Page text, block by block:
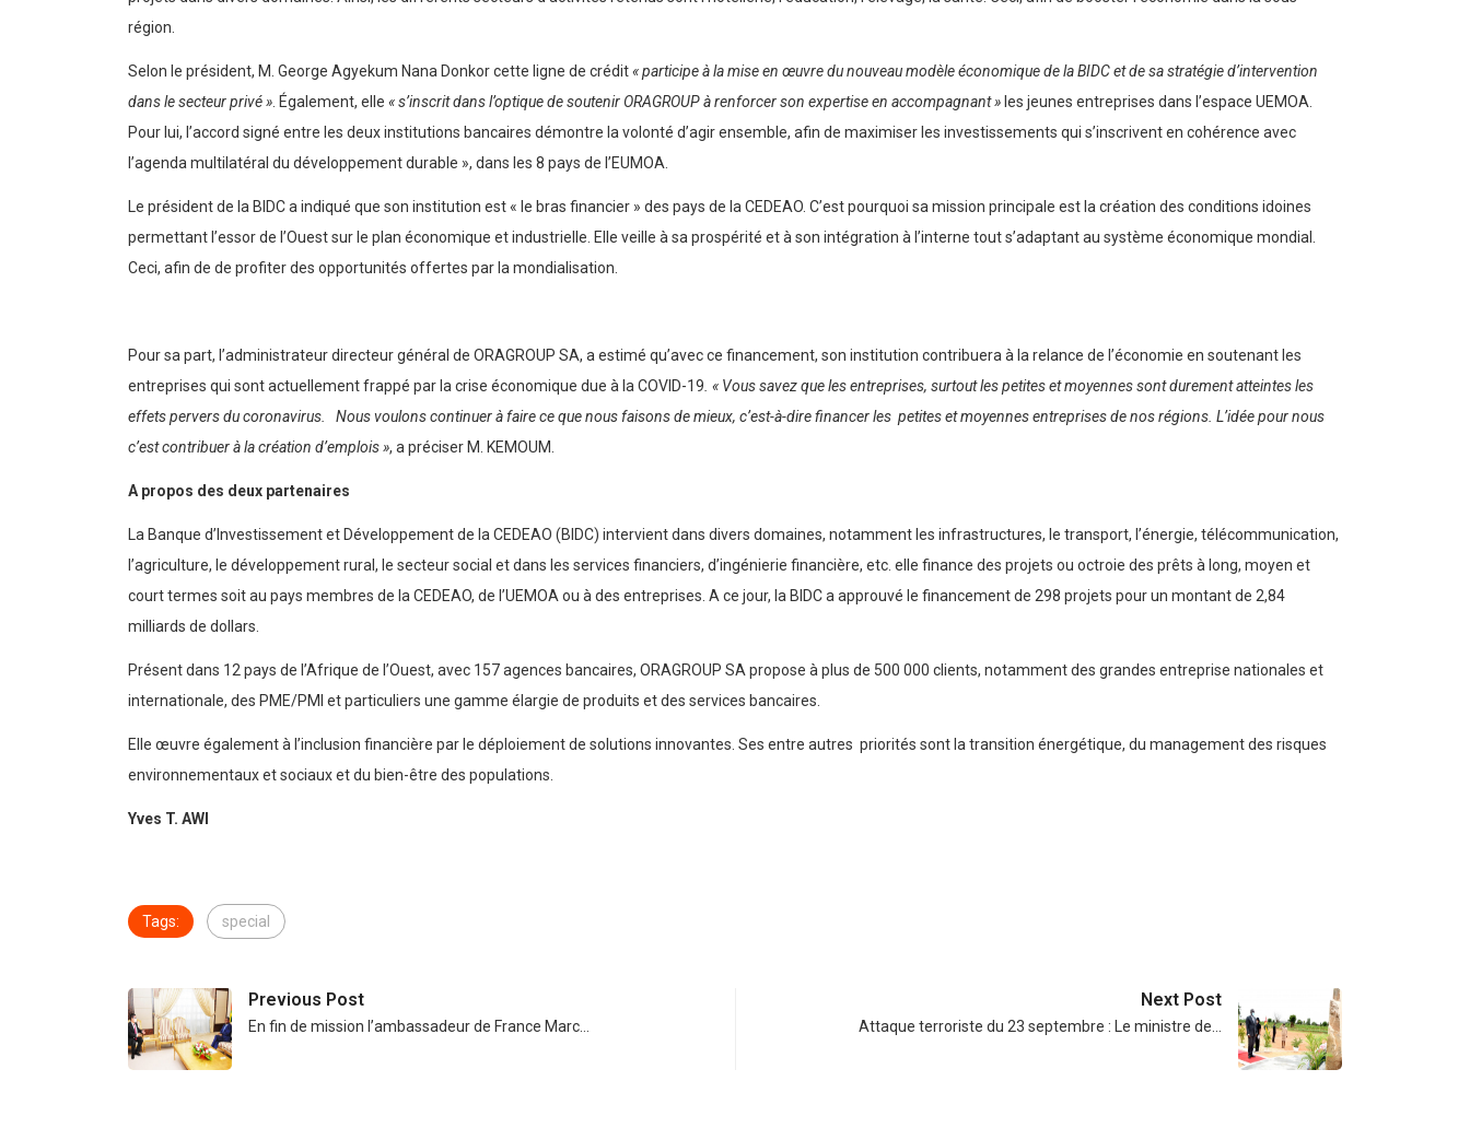
région.
Selon le président, M. George Agyekum Nana Donkor cette ligne de crédit« participe à la mise en œuvre du nouveau modèle économique de la BIDC et de sa stratégie d’intervention
dans le secteur privé » . Également, elle « s’inscrit dans l’optique de soutenir ORAGROUP à renforcer son expertise en accompagnant » les jeunes entreprises dans l’espace UEMOA.
Pour lui, l’accord signé entre les deux institutions bancaires démontre la volonté d’agir ensemble, afin de maximiser les investissements qui s’inscrivent en cohérence avec
l’agenda multilatéral du développement durable », dans les 8 pays de l’EUMOA.
Le président de la BIDC a indiqué que son institution est « le bras financier » des pays de la CEDEAO. C’est pourquoi sa mission principale est la création des conditions idoines
permettant l’essor de l’Ouest sur le plan économique et industrielle. Elle veille à sa prospérité et à son intégration à l’interne tout s’adaptant au système économique mondial.
Ceci, afin de de profiter des opportunités offertes par la mondialisation.
Pour sa part, l’administrateur directeur général de ORAGROUP SA, a estimé qu’avec ce financement, son institution contribuera à la relance de l’économie en soutenant les
entreprises qui sont actuellement frappé par la crise économique due à la COVID-19 . « Vous savez que les entreprises, surtout les petites et moyennes sont durement atteintes les
effets pervers du coronavirus. Nous voulons continuer à faire ce que nous faisons de mieux, c’est-à-dire financer les petites et moyennes entreprises de nos régions. L’idée pour nous
c’est contribuer à la création d’emplois », a préciser M. KEMOUM.
A propos des deux partenaires
La Banque d’Investissement et Développement de la CEDEAO (BIDC) intervient dans divers domaines, notamment les infrastructures, le transport, l’énergie, télécommunication,
l’agriculture, le développement rural, le secteur social et dans les services financiers, d’ingénierie financière, etc. elle finance des projets ou octroie des prêts à long, moyen et
court termes soit au pays membres de la CEDEAO, de l’UEMOA ou à des entreprises. A ce jour, la BIDC a approuvé le financement de 298 projets pour un montant de 2,84
milliards de dollars.
Présent dans 12 pays de l’Afrique de l’Ouest, avec 157 agences bancaires, ORAGROUP SA propose à plus de 500 000 clients, notamment des grandes entreprise nationales et
internationale, des PME/PMI et particuliers une gamme élargie de produits et des services bancaires.
Elle œuvre également à l’inclusion financière par le déploiement de solutions innovantes. Ses entre autres priorités sont la transition énergétique, du management des risques
environnementaux et sociaux et du bien-être des populations.
Yves T. AWI
Tags: special
Previous Post
En fin de mission l’ambassadeur de France Marc…
Next Post
Attaque terroriste du 23 septembre : Le ministre de…